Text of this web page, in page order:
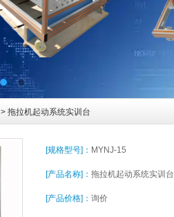
> 拖拉机起动系统实训台
[规格型号]： MYNJ-15
[产品名称]： 拖拉机起动系统实训台
[产品价格]： 询价